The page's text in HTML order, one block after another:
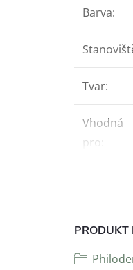
Barva:
Tvar:
Vhodná
pro:
PRODUKT